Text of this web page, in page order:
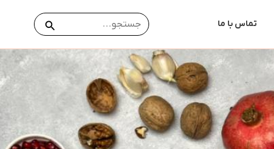
تماس با ما
جستجو
برای:
جستجو